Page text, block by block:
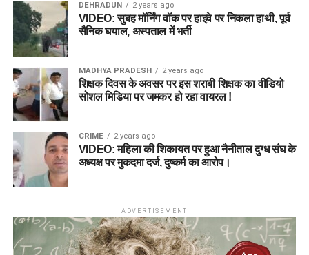
DEHRADUN 2 years ago
VIDEO: सुबह मॉर्निंग वॉक पर हाइवे पर निकला हाथी, पूर्व
सैनिक घयाल, अस्पताल में भर्ती
MADHYA PRADESH 2 years ago
शिक्षक दिवस के अवसर पर इस शराबी शिक्षक का वीडियो
सोशल मिडिया पर जमकर हो रहा वायरल !
CRIME 2 years ago
VIDEO: महिला की शिकायत पर हुआ नैनीताल दुग्ध संघ के
अध्यक्ष पर मुकदमा दर्ज, दुष्कर्म का आरोप।
ADVERTISEMENT